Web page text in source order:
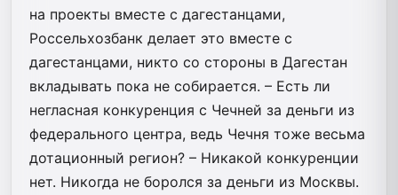
на проекты вместе с дагестанцами,
Россельхозбанк делает это вместе с
дагестанцами, никто со стороны в Дагестан
вкладывать пока не собирается. – Есть ли
негласная конкуренция с Чечней за деньги из
федерального центра, ведь Чечня тоже весьма
дотационный регион? – Никакой конкуренции
нет. Никогда не боролся за деньги из Москвы.